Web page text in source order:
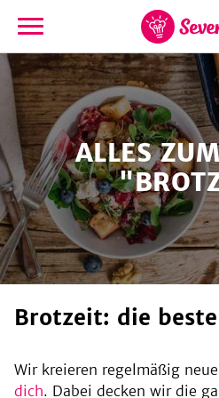
zur
Startseite
ALLES
Brotzeit: die
Wir kreieren regelmäßig
dich. Dabei decken wir die